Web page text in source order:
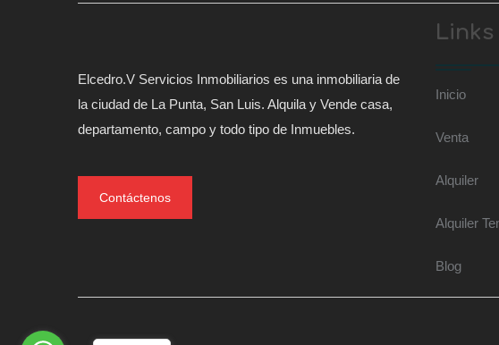
Elcedro.V Servicios Inmobiliarios es una inmobiliaria de
la ciudad de La Punta, San Luis. Alquila y Vende casa,
departamento, campo y todo tipo de Inmuebles.
Contáctenos
Inicio
Venta
Alquiler
Alquiler
Blog